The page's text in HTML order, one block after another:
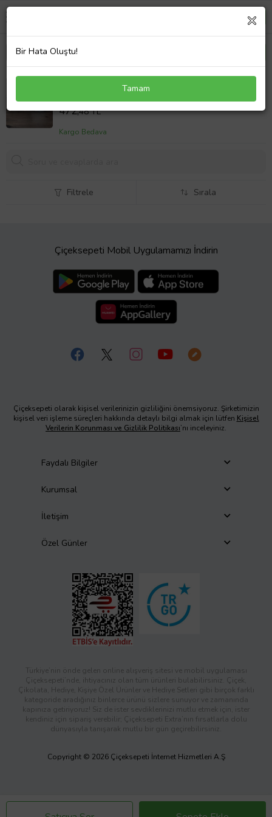
Fizik Öğretmeni Hediye Seti Kupa Bardak T Kulplu
ve Dekoratif Taş Öğretmenler Günü Hediyesi
(Model 1)
Sepet Fiyatı
472,48 TL
Kargo Bedava
Filtrele Sırala
Çiçeksepeti Mobil Uygulamamızı İndirin
Çiçeksepeti olarak kişisel verilerinizin gizliliğini önemsiyoruz. Şirketimizin
kişisel veri işleme süreçleri hakkında detaylı bilgi almak için lütfen Kişisel
Verilerin Korunması ve Gizlilik Politikası’nı inceleyiniz.
Faydalı Bilgiler
Kurumsal
İletişim
Özel Günler
Türkiye’nin önde gelen online alışveriş sitesi ve mobil uygulaması
Çiçeksepeti’nde, ihtiyacınız olan tüm ürünleri bulabilirsiniz. Çiçek,
Çikolata, Hediye, Kişiye Özel Ürünler ve Hediye Setleri gibi birçok farklı
kategoride aradığınız binlerce ürünü sizlere sunuyor ve zamanında
kapınıza getiriyoruz! Siz de ister sevdiklerinizi mutlu etmek için, ister
kendiniz için sipariş verebilir; Çiçeksepeti Extra’nın fırsatlarla dolu
dünyasıyla tanışarak mutlu bir gün geçirebilirsiniz.
Copyright © 2026 Çiçeksepeti İnternet Hizmetleri A.Ş
Bir Hata Oluştu!
Tamam